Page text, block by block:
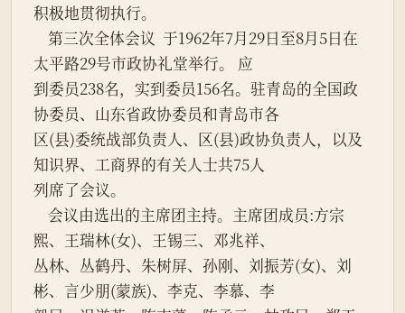
积极地贯彻执行。
太平路29号市政协礼堂举行。 应
到委员238名，实到委员156名。驻青岛的全国政
协委员、山东省政协委员和青岛市各
区(县)委统战部负责人、区(县)政协负责人，以及
知识界、工商界的有关人士共75人
列席了会议。
熙、王瑞林(女)、王锡三、邓兆祥、
丛林、丛鹤丹、朱树屏、孙刚、刘振芳(女)、刘
彬、言少朋(蒙族)、李克、李慕、李